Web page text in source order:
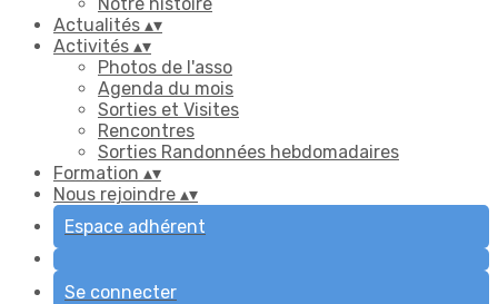
Actualités ▴▾
Activités ▴▾
Photos de l'asso
Agenda du mois
Sorties et Visites
Rencontres
Sorties Randonnées hebdomadaires
Formation ▴▾
Nous rejoindre ▴▾
Espace adhérent
Se connecter